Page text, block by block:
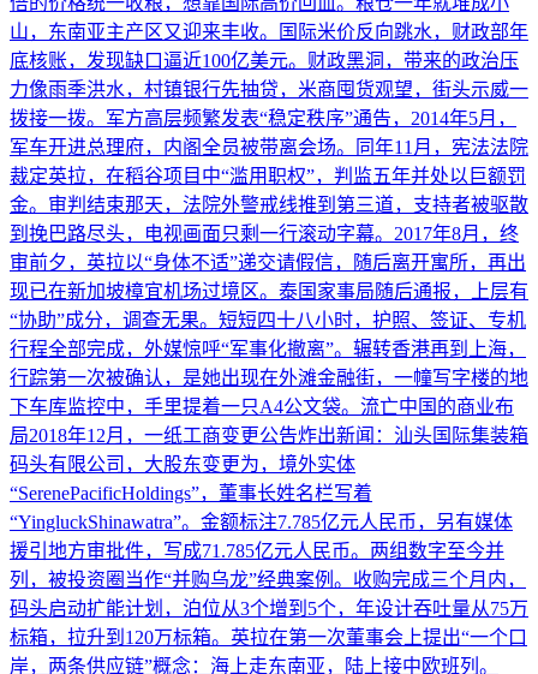
山，东南亚主产区又迎来丰收。国际米价反向跳水，财政部年
底核账，发现缺口逼近100亿美元。财政黑洞，带来的政治压
力像雨季洪水，村镇银行先抽贷，米商囤货观望，街头示威一
拨接一拨。军方高层频繁发表“稳定秩序”通告，2014年5月，
军车开进总理府，内阁全员被带离会场。同年11月，宪法法院
裁定英拉，在稻谷项目中“滥用职权”，判监五年并处以巨额罚
金。审判结束那天，法院外警戒线推到第三道，支持者被驱散
到挽巴路尽头，电视画面只剩一行滚动字幕。2017年8月，终
审前夕，英拉以“身体不适”递交请假信，随后离开寓所，再出
现已在新加坡樟宜机场过境区。泰国家事局随后通报，上层有
“协助”成分，调查无果。短短四十八小时，护照、签证、专机
行程全部完成，外媒惊呼“军事化撤离”。辗转香港再到上海，
行踪第一次被确认，是她出现在外滩金融街，一幢写字楼的地
下车库监控中，手里提着一只A4公文袋。流亡中国的商业布
局2018年12月，一纸工商变更公告炸出新闻：汕头国际集装箱
码头有限公司，大股东变更为，境外实体
“SerenePacificHoldings”，董事长姓名栏写着
“YingluckShinawatra”。金额标注7.785亿元人民币，另有媒体
援引地方审批件，写成71.785亿元人民币。两组数字至今并
列，被投资圈当作“并购乌龙”经典案例。收购完成三个月内，
码头启动扩能计划，泊位从3个增到5个，年设计吞吐量从75万
标箱，拉升到120万标箱。英拉在第一次董事会上提出“一个口
岸，两条供应链”概念：海上走东南亚，陆上接中欧班列。